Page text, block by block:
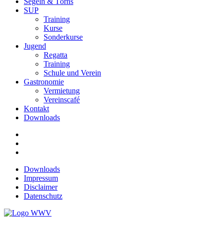
SUP
Training
Kurse
Sonderkurse
Jugend
Regatta
Training
Schule und Verein
Gastronomie
Vermietung
Vereinscafé
Kontakt
Downloads
Downloads
Impressum
Disclaimer
Datenschutz